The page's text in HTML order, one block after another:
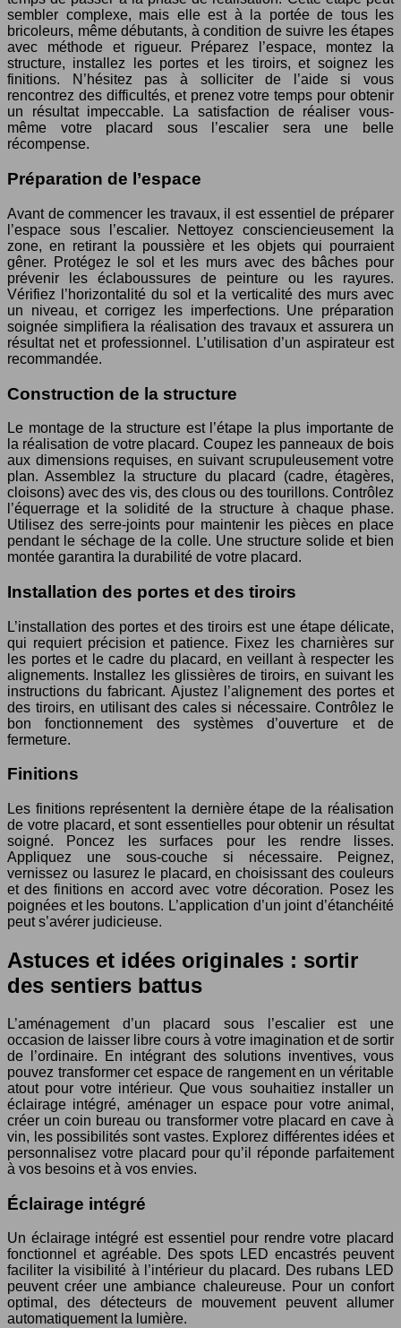
sembler complexe, mais elle est à la portée de tous les
bricoleurs, même débutants, à condition de suivre les étapes
avec méthode et rigueur. Préparez l’espace, montez la
structure, installez les portes et les tiroirs, et soignez les
finitions. N’hésitez pas à solliciter de l’aide si vous
rencontrez des difficultés, et prenez votre temps pour obtenir
un résultat impeccable. La satisfaction de réaliser vous-
même votre placard sous l’escalier sera une belle
récompense.
Préparation de l’espace
Avant de commencer les travaux, il est essentiel de préparer
l’espace sous l’escalier. Nettoyez consciencieusement la
zone, en retirant la poussière et les objets qui pourraient
gêner. Protégez le sol et les murs avec des bâches pour
prévenir les éclaboussures de peinture ou les rayures.
Vérifiez l’horizontalité du sol et la verticalité des murs avec
un niveau, et corrigez les imperfections. Une préparation
soignée simplifiera la réalisation des travaux et assurera un
résultat net et professionnel. L’utilisation d’un aspirateur est
recommandée.
Construction de la structure
Le montage de la structure est l’étape la plus importante de
la réalisation de votre placard. Coupez les panneaux de bois
aux dimensions requises, en suivant scrupuleusement votre
plan. Assemblez la structure du placard (cadre, étagères,
cloisons) avec des vis, des clous ou des tourillons. Contrôlez
l’équerrage et la solidité de la structure à chaque phase.
Utilisez des serre-joints pour maintenir les pièces en place
pendant le séchage de la colle. Une structure solide et bien
montée garantira la durabilité de votre placard.
Installation des portes et des tiroirs
L’installation des portes et des tiroirs est une étape délicate,
qui requiert précision et patience. Fixez les charnières sur
les portes et le cadre du placard, en veillant à respecter les
alignements. Installez les glissières de tiroirs, en suivant les
instructions du fabricant. Ajustez l’alignement des portes et
des tiroirs, en utilisant des cales si nécessaire. Contrôlez le
bon fonctionnement des systèmes d’ouverture et de
fermeture.
Finitions
Les finitions représentent la dernière étape de la réalisation
de votre placard, et sont essentielles pour obtenir un résultat
soigné. Poncez les surfaces pour les rendre lisses.
Appliquez une sous-couche si nécessaire. Peignez,
vernissez ou lasurez le placard, en choisissant des couleurs
et des finitions en accord avec votre décoration. Posez les
poignées et les boutons. L’application d’un joint d’étanchéité
peut s’avérer judicieuse.
Astuces et idées originales : sortir
des sentiers battus
L’aménagement d’un placard sous l’escalier est une
occasion de laisser libre cours à votre imagination et de sortir
de l’ordinaire. En intégrant des solutions inventives, vous
pouvez transformer cet espace de rangement en un véritable
atout pour votre intérieur. Que vous souhaitiez installer un
éclairage intégré, aménager un espace pour votre animal,
créer un coin bureau ou transformer votre placard en cave à
vin, les possibilités sont vastes. Explorez différentes idées et
personnalisez votre placard pour qu’il réponde parfaitement
à vos besoins et à vos envies.
Éclairage intégré
Un éclairage intégré est essentiel pour rendre votre placard
fonctionnel et agréable. Des spots LED encastrés peuvent
faciliter la visibilité à l’intérieur du placard. Des rubans LED
peuvent créer une ambiance chaleureuse. Pour un confort
optimal, des détecteurs de mouvement peuvent allumer
automatiquement la lumière.